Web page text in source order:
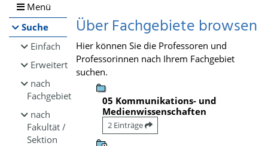
Menü
Suche
Einfach
Erweitert
nach
Fachgebiet
nach
Fakultät /
Sektion
Über Fachgebiete browsen
Hier können Sie die Professoren und
Professorinnen nach Ihrem Fachgebiet
suchen.
05 Kommunikations- und
Medienwissenschaften
2 Einträge